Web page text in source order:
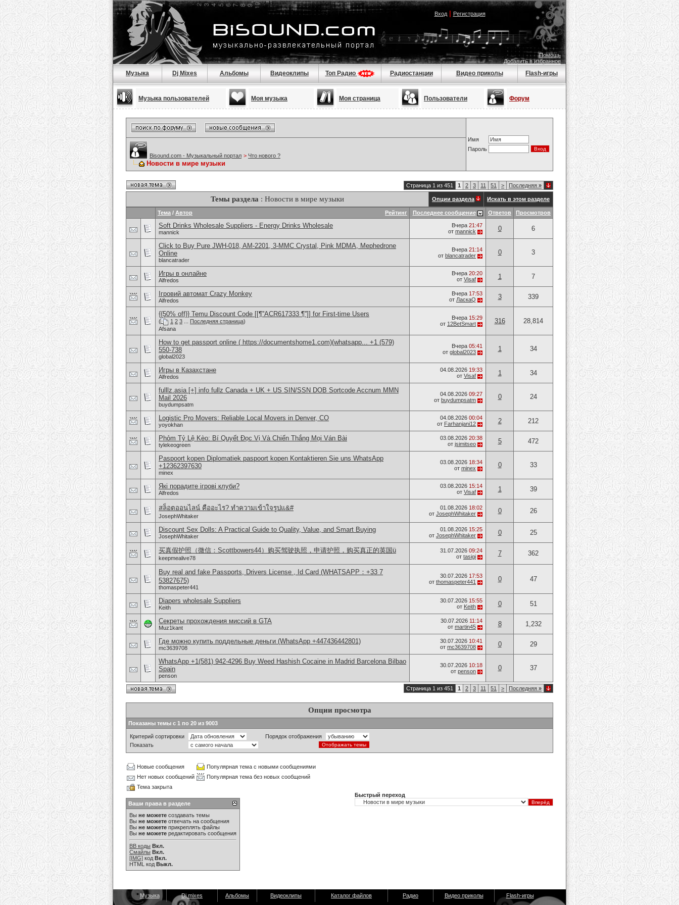
Вход| Регистрация
Помощь
Добавить в избранное
Музыка Dj Mixes Альбомы Видеоклипы Топ Радио Радиостанции Видео приколы Flash-игры
Музыка пользователей Моя музыка Моя страница Пользователи Форум
Имя
Пароль
Bisound.com - Музыкальный портал > Что нового ?
Новости в мире музыки
Страница 1 из 451 1 2 3 11 51 > Последняя »
Темы раздела : Новости в мире музыки Опции раздела Искать в этом разделе
Рейтинг
Тема / Автор Последнее сообщение Ответов Просмотров
Soft Drinks Wholesale Suppliers - Energy Drinks Wholesale
mannick
Вчера 21:47
от mannick 0 6
Click to Buy Pure JWH-018, AM-2201, 3-MMC Crystal, Pink MDMA, Mephedrone
Online
blancatrader
Вчера 21:14
от blancatrader 0 3
Игры в онлайне
Alfredos
Вчера 20:20
от Visaf 1 7
Ігровий автомат Crazy Monkey
Alfredos
Вчера 17:53
от ЛаскаQ 3 339
{{50% off}} Temu Discount Code [[¶''ACR617333 ¶'']] for First-time Users
( 1 2 3 Последняя страница)
Afsana
Вчера 15:29
от 12BetSmart 316 28,814
How to get passport online ( https://documentshome1.com)(whatsapp... +1 (579)
550-738
global2023
Вчера 05:41
от global2023 1 34
Игры в Казахстане
Alfredos
04.08.2026 19:33
от Visaf 1 34
fulllz.asia [+] info fullz Canada + UK + US SIN/SSN DOB Sortcode Accnum MMN
Mail 2026
buydumpsatm
04.08.2026 09:27
от buydumpsatm 0 24
Logistic Pro Movers: Reliable Local Movers in Denver, CO
yoyokhan
04.08.2026 00:04
от Farhanjani12 2 212
Phỏm Tỷ Lệ Kèo: Bí Quyết Đọc Vị Và Chiến Thắng Mọi Ván Bài
tylekeogreen
03.08.2026 20:38
от jsimitseo 5 472
Paspoort kopen Diplomatiek paspoort kopen Kontaktieren Sie uns WhatsApp
+12362397630
minex
03.08.2026 18:34
от minex 0 33
Які порадите ігрові клуби?
Alfredos
03.08.2026 15:14
от Visaf 1 39
สล็อตออนไลน์ คืออะไร? ทำความเข้าใจรูปแ&#
JosephWhitaker
01.08.2026 18:02
от JosephWhitaker 0 26
Discount Sex Dolls: A Practical Guide to Quality, Value, and Smart Buying
JosephWhitaker
01.08.2026 15:25
от JosephWhitaker 0 25
买真假护照（微信：Scottbowers44）购买驾驶执照，申请护照，购买真正的英国ü
keepmealive78
31.07.2026 09:24
от tasigi 7 362
Buy real and fake Passports, Drivers License , Id Card (WHATSAPP：+33 7
53827675)
thomaspeter441
30.07.2026 17:53
от thomaspeter441 0 47
Diapers wholesale Suppliers
Keith
30.07.2026 15:55
от Keith 0 51
Секреты прохождения миссий в GTA
Muz1kant
30.07.2026 11:14
от martin45 8 1,232
Где можно купить поддельные деньги (WhatsApp +447436442801)
mc3639708
30.07.2026 10:41
от mc3639708 0 29
WhatsApp +1(581) 942-4296 Buy Weed Hashish Cocaine in Madrid Barcelona Bilbao
Spain
penson
30.07.2026 10:18
от penson 0 37
Страница 1 из 451 1 2 3 11 51 > Последняя »
Опции просмотра
Показаны темы с 1 по 20 из 9003
Критерий сортировки
Порядок отображения
Показать
Новые сообщения
Популярная тема с новыми сообщениями
Нет новых сообщений
Популярная тема без новых сообщений
Тема закрыта
Ваши права в разделе
Вы не можете создавать темы
Вы не можете отвечать на сообщения
Вы не можете прикреплять файлы
Вы не можете редактировать сообщения
BB коды Вкл.
Смайлы Вкл.
[IMG] код Вкл.
HTML код Выкл.
Быстрый переход
Музыка Dj mixes Альбомы Видеоклипы Каталог файлов Радио Видео приколы Flash-игры